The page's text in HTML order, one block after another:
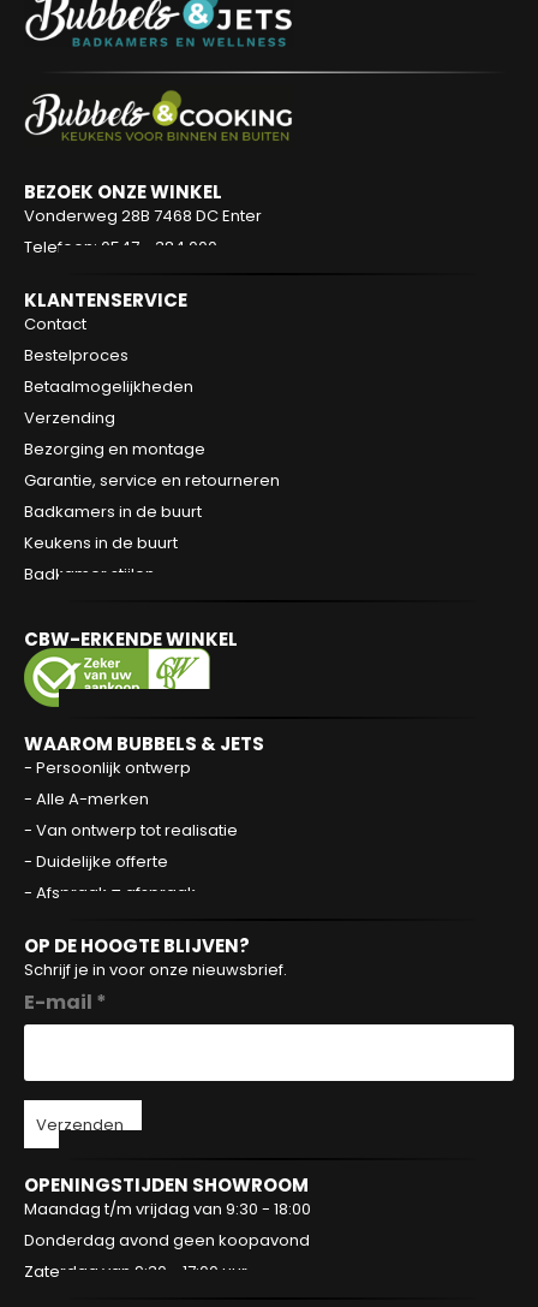
BEZOEK ONZE WINKEL
Vonderweg 28B 7468 DC Enter
Telefoon: 0547 - 384 000
KLANTENSERVICE
Contact
Bestelproces
Betaalmogelijkheden
Verzending
Bezorging en montage
Garantie, service en retourneren
Badkamers in de buurt
Keukens in de buurt
Badkamer stijlen
CBW-ERKENDE WINKEL
WAAROM BUBBELS & JETS
- Persoonlijk ontwerp
- Alle A-merken
- Van ontwerp tot realisatie
- Duidelijke offerte
- Afspraak = afspraak
OP DE HOOGTE BLIJVEN?
Schrijf je in voor onze nieuwsbrief.
E-mail *
Verzenden
OPENINGSTIJDEN SHOWROOM
Maandag t/m vrijdag van 9:30 - 18:00
Donderdag avond geen koopavond
Zaterdag van 9:30 - 17:00 uur